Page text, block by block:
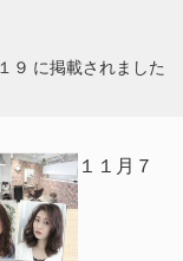
９ に掲載されました
１１月７